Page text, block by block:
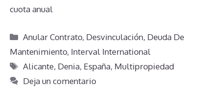
cuota anual
Categorías
Anular Contrato, Desvinculación, Deuda De
Mantenimiento, Interval International
Etiquetas
Alicante, Denia, España, Multipropiedad
Deja un comentario